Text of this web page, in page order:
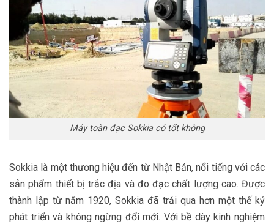
Máy toàn đạc Sokkia có tốt không
Sokkia là một thương hiệu đến từ Nhật Bản, nổi tiếng với các
sản phẩm thiết bị trắc địa và đo đạc chất lượng cao. Được
thành lập từ năm 1920, Sokkia đã trải qua hơn một thế kỷ
phát triển và không ngừng đổi mới. Với bề dày kinh nghiệm